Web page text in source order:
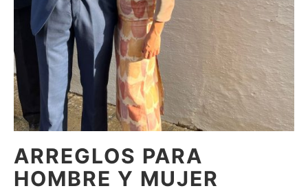
ARREGLOS PARA
HOMBRE Y MUJER